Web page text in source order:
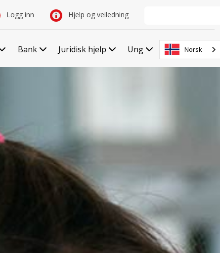
Logg inn Hjelp og veiledning
Bank Juridisk hjelp Ung Norsk